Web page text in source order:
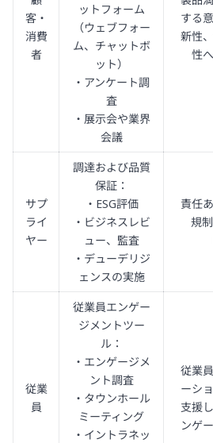
客・
消費
者
ットフォーム
（ウェブフォー
ム、チャットボ
ット）
・アンケート調
査
・展示会や業界
会議
する
新性
性
サプ
ライ
ヤー
調達および品質
保証：
・ESG評価
・ビジネスレビ
ュー、監査
・デューデリジ
ェンスの実施
責任
規
従業
員
従業員エンゲー
ジメントツー
ル：
・エンゲージメ
ント調査
・タウンホール
ミーティング
・イントラネッ
従業
ーシ
支援
ンゲ